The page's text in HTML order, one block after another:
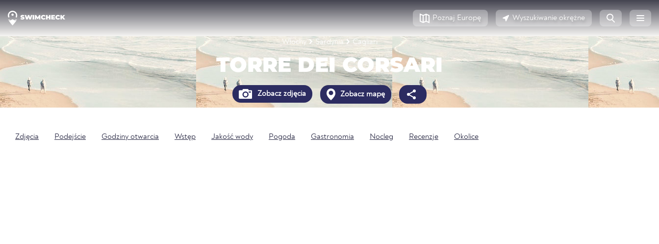
Poznaj Europę Wyszukiwanie okrężne
Włochy Sardynia Cagliari
TORRE DEI CORSARI
Zobacz zdjęcia Zobacz mapę
Zdjęcia Podejście Godziny otwarcia Wstęp Jakość wody Pogoda Gastronomia Nocleg Recenzje Okolice